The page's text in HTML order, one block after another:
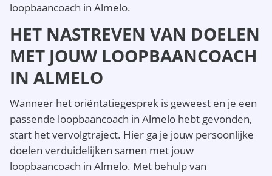
loopbaancoach in Almelo.
HET NASTREVEN VAN DOELEN
MET JOUW LOOPBAANCOACH
IN ALMELO
Wanneer het oriëntatiegesprek is geweest en je een
passende loopbaancoach in Almelo hebt gevonden,
start het vervolgtraject. Hier ga je jouw persoonlijke
doelen verduidelijken samen met jouw
loopbaancoach in Almelo. Met behulp van